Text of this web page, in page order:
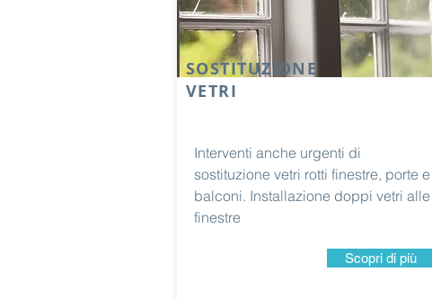
SOSTITUZIONE
VETRI
Interventi anche urgenti di
sostituzione vetri rotti finestre, porte e
balconi. Installazione doppi vetri alle
finestre
Scopri di più